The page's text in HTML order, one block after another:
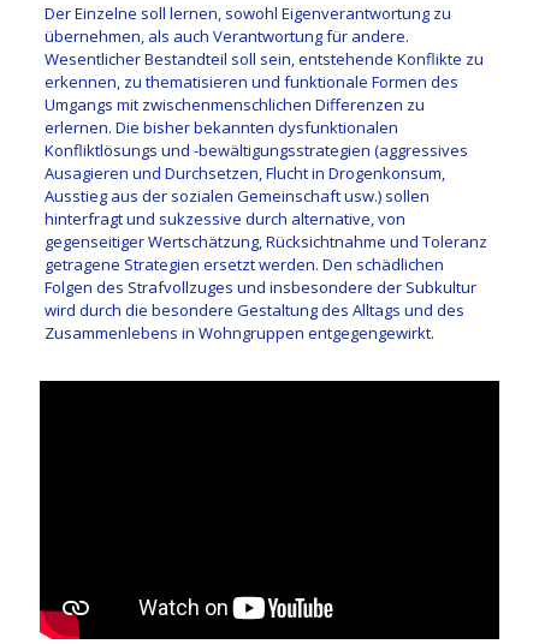
Der Einzelne soll lernen, sowohl Eigenverantwortung zu
übernehmen, als auch Verantwortung für andere.
Wesentlicher Bestandteil soll sein, entstehende Konflikte zu
erkennen, zu thematisieren und funktionale Formen des
Umgangs mit zwischenmenschlichen Differenzen zu
erlernen. Die bisher bekannten dysfunktionalen
Konfliktlösungs und -bewältigungsstrategien (aggressives
Ausagieren und Durchsetzen, Flucht in Drogenkonsum,
Ausstieg aus der sozialen Gemeinschaft usw.) sollen
hinterfragt und sukzessive durch alternative, von
gegenseitiger Wertschätzung, Rücksichtnahme und Toleranz
getragene Strategien ersetzt werden. Den schädlichen
Folgen des Strafvollzuges und insbesondere der Subkultur
wird durch die besondere Gestaltung des Alltags und des
Zusammenlebens in Wohngruppen entgegengewirkt.